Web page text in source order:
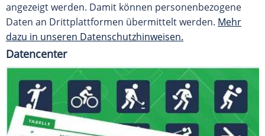
angezeigt werden. Damit können personenbezogene
Daten an Drittplattformen übermittelt werden. Mehr
dazu in unseren Datenschutzhinweisen.
Datencenter